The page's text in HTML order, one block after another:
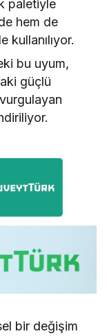
paletiyle
hem de
kullanılıyor.
bu uyum,
güçlü
bir değişim